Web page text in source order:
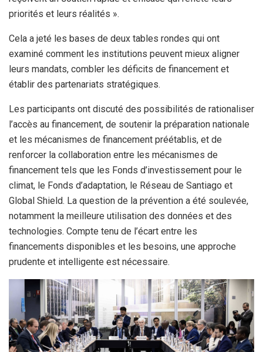
priorités et leurs réalités ».
Cela a jeté les bases de deux tables rondes qui ont
examiné comment les institutions peuvent mieux aligner
leurs mandats, combler les déficits de financement et
établir des partenariats stratégiques.
Les participants ont discuté des possibilités de rationaliser
l’accès au financement, de soutenir la préparation nationale
et les mécanismes de financement préétablis, et de
renforcer la collaboration entre les mécanismes de
financement tels que les Fonds d’investissement pour le
climat, le Fonds d’adaptation, le Réseau de Santiago et
Global Shield. La question de la prévention a été soulevée,
notamment la meilleure utilisation des données et des
technologies. Compte tenu de l’écart entre les
financements disponibles et les besoins, une approche
prudente et intelligente est nécessaire.